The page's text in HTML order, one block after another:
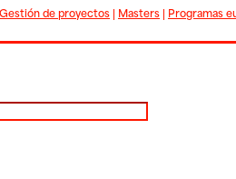
Gestión de proyectos| Masters| Programas